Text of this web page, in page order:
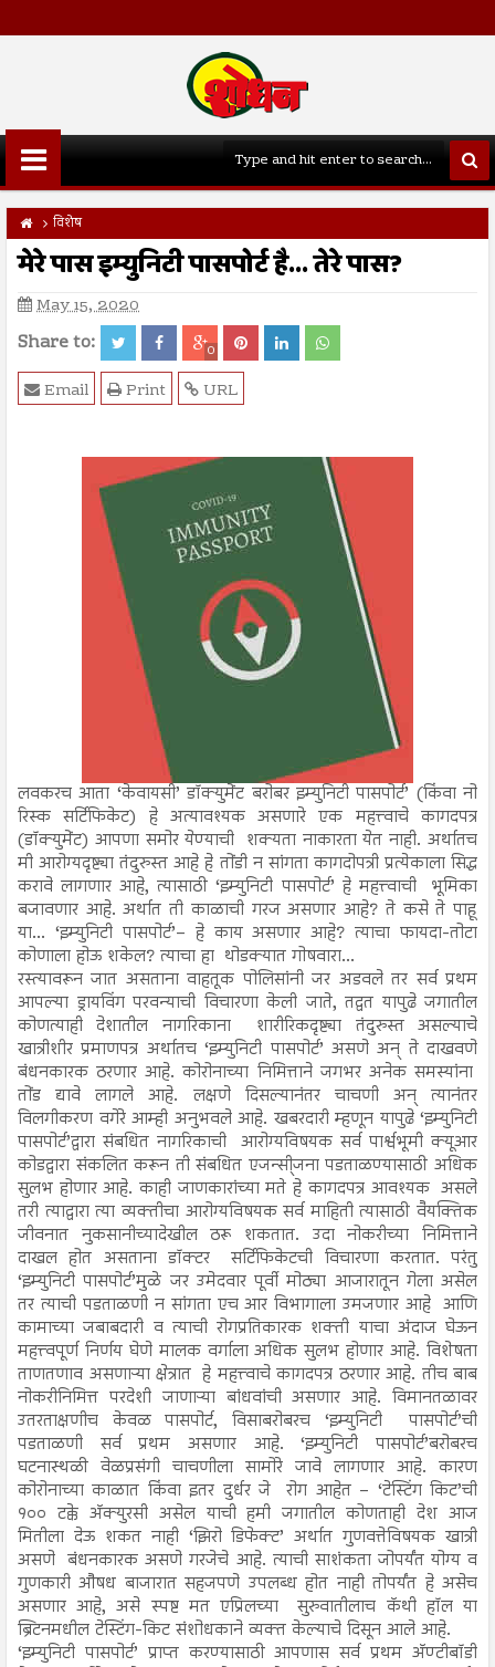
विशेष
मेरे पास इम्युनिटी पासपोर्ट है... तेरे पास?
May 15, 2020
Share to: 0
URL
Print
Email
लवकरच आता ‘केवायसी’ डॉक्युमेंट बरोबर इम्युनिटी पासपोर्ट’ (किंवा नो
रिस्क सर्टिफिकेट) हे अत्यावश्यक असणारे एक महत्त्वाचे कागदपत्र
(डॉक्युमेंट) आपणा समोर येण्याची शक्यता नाकारता येत नाही. अर्थातच
मी आरोग्यदृष्ट्या तंदुरुस्त आहे हे तोंडी न सांगता कागदोपत्री प्रत्येकाला सिद्ध
करावे लागणार आहे, त्यासाठी ‘इम्युनिटी पासपोर्ट’ हे महत्त्वाची भूमिका
बजावणार आहे. अर्थात ती काळाची गरज असणार आहे? ते कसे ते पाहू
या... ‘इम्युनिटी पासपोर्ट’– हे काय असणार आहे? त्याचा फायदा-तोटा
कोणाला होऊ शकेल? त्याचा हा थोडक्यात गोषवारा...
रस्त्यावरून जात असताना वाहतूक पोलिसांनी जर अडवले तर सर्व प्रथम
आपल्या ड्रायविंग परवन्याची विचारणा केली जाते, तद्वत यापुढे जगातील
कोणत्याही देशातील नागरिकाना शारीरिकदृष्ट्या तंदुरुस्त असल्याचे
खात्रीशीर प्रमाणपत्र अर्थातच ‘इम्युनिटी पासपोर्ट’ असणे अन् ते दाखवणे
बंधनकारक ठरणार आहे. कोरोनाच्या निमित्ताने जगभर अनेक समस्यांना
तोंड द्यावे लागले आहे. लक्षणे दिसल्यानंतर चाचणी अन् त्यानंतर
विलगीकरण वगेरे आम्ही अनुभवले आहे. खबरदारी म्हणून यापुढे ‘इम्युनिटी
पासपोर्ट’द्वारा संबधित नागरिकाची आरोग्यविषयक सर्व पार्श्वभूमी क्यूआर
कोडद्वारा संकलित करून ती संबधित एजन्सी्जना पडताळण्यासाठी अधिक
सुलभ होणार आहे. काही जाणकारांच्या मते हे कागदपत्र आवश्यक असले
तरी त्याद्वारा त्या व्यक्तीचा आरोग्यविषयक सर्व माहिती त्यासाठी वैयक्तिक
जीवनात नुकसानीच्यादेखील ठरू शकतात. उदा नोकरीच्या निमित्ताने
दाखल होत असताना डॉक्टर सर्टिफिकेटची विचारणा करतात. परंतु
‘इम्युनिटी पासपोर्ट’मुळे जर उमेदवार पूर्वी मोठ्या आजारातून गेला असेल
तर त्याची पडताळणी न सांगता एच आर विभागाला उमजणार आहे आणि
कामाच्या जबाबदारी व त्याची रोगप्रतिकारक शक्ती याचा अंदाज घेऊन
महत्त्वपूर्ण निर्णय घेणे मालक वर्गाला अधिक सुलभ होणार आहे. विशेषता
ताणतणाव असणाऱ्या क्षेत्रात हे महत्त्वाचे कागदपत्र ठरणार आहे. तीच बाब
नोकरीनिमित्त परदेशी जाणाऱ्या बांधवांची असणार आहे. विमानतळावर
उतरताक्षणीच केवळ पासपोर्ट, विसाबरोबरच ‘इम्युनिटी पासपोर्ट’ची
पडताळणी सर्व प्रथम असणार आहे. ‘इम्युनिटी पासपोर्ट’बरोबरच
घटनास्थळी वेळप्रसंगी चाचणीला सामोरे जावे लागणार आहे. कारण
कोरोनाच्या काळात किंवा इतर दुर्धर जे रोग आहेत – ‘टेस्टिंग किट’ची
१०० टक्के अ‍ॅक्युरसी असेल याची हमी जगातील कोणताही देश आज
मितीला देऊ शकत नाही ‘झिरो डिफेक्ट’ अर्थात गुणवत्तेविषयक खात्री
असणे बंधनकारक असणे गरजेचे आहे. त्याची साशंकता जोपर्यंत योग्य व
गुणकारी औषध बाजारात सहजपणे उपलब्ध होत नाही तोपर्यंत हे असेच
असणार आहे, असे स्पष्ट मत एप्रिलच्या सुरुवातीलाच कॅथी हॉल या
ब्रिटनमधील टेस्टिंग-किट संशोधकाने व्यक्त केल्याचे दिसून आले आहे.
‘इम्युनिटी पासपोर्ट’ प्राप्त करण्यासाठी आपणास सर्व प्रथम अ‍ॅण्टीबॉडी